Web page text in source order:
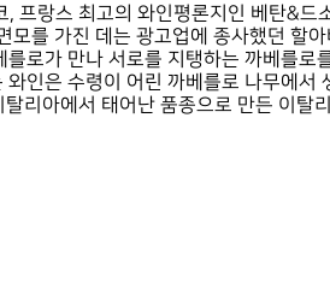
랑스 최고의 와인평론지인 베탄&
를 가진 데는 광고업에 종사했던 할
로가 만나 서로를 지탱하는 까베를
인은 수령이 어린 까베를로 나무에
리아에서 태어난 품종으로 만든 이탈